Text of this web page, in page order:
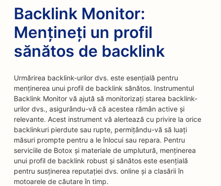
Backlink Monitor:
Mențineți un profil
sănătos de backlink
Urmărirea backlink-urilor dvs. este esențială pentru
menținerea unui profil de backlink sănătos. Instrumentul
Backlink Monitor vă ajută să monitorizați starea backlink-
urilor dvs., asigurându-vă că acestea rămân active și
relevante. Acest instrument vă alertează cu privire la orice
backlinkuri pierdute sau rupte, permițându-vă să luați
măsuri prompte pentru a le înlocui sau repara. Pentru
serviciile de Botox și materiale de umplutură, menținerea
unui profil de backlink robust și sănătos este esențială
pentru susținerea reputației dvs. online și a clasării în
motoarele de căutare în timp.